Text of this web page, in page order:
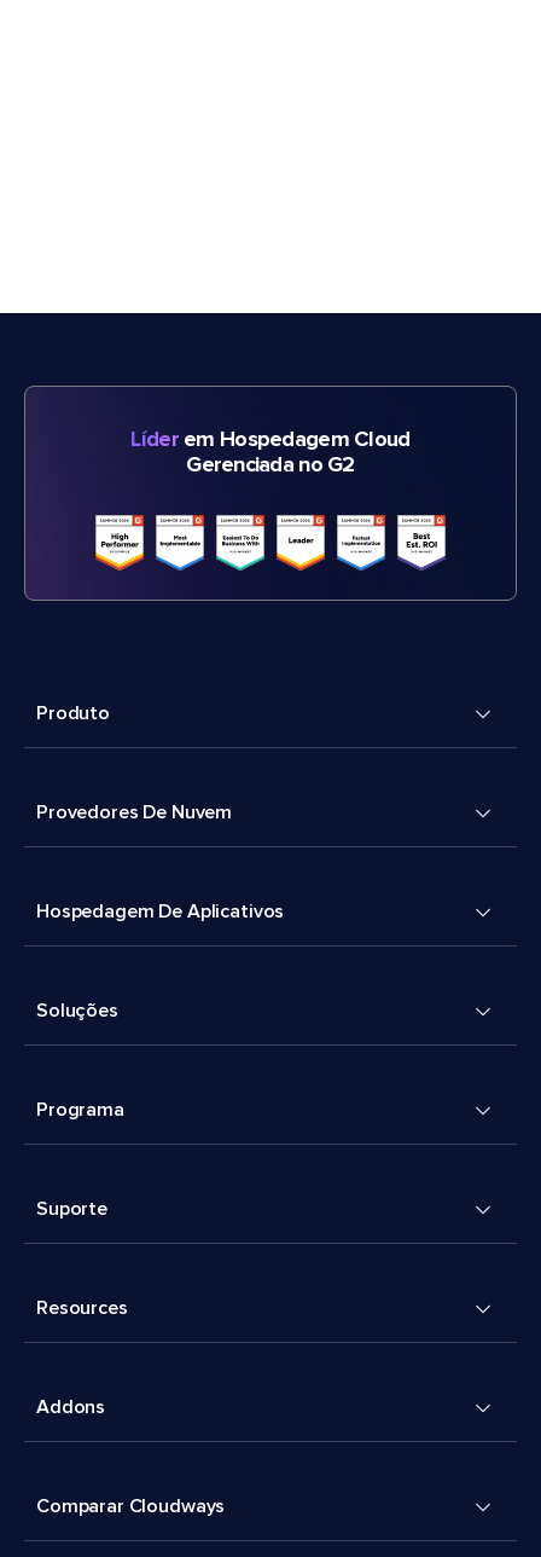
Líderem Hospedagem Cloud
Gerenciada no G2
Produto
Provedores De Nuvem
Hospedagem De Aplicativos
Soluções
Programa
Suporte
Resources
Addons
Comparar Cloudways